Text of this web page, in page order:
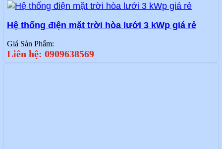
Hệ thống điện mặt trời hòa lưới 3 kWp giá rẻ
Giá Sản Phẩm:
Liên hệ: 0909638569